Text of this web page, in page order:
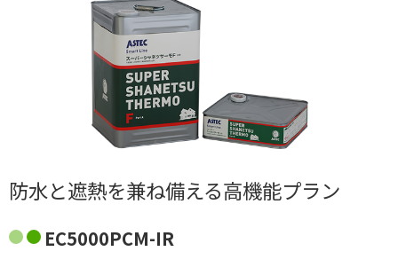
防水と遮熱を兼ね備える高機能プラン
EC5000PCM-IR